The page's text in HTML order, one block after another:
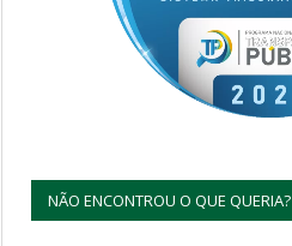
NÃO ENCONTROU O QUE QUERIA?